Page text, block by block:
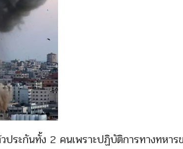
ระกันทั้ง 2 คนเพราะปฏิบัติการทางทหาร